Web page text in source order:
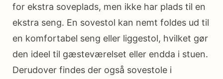
for ekstra soveplads, men ikke har plads til en
ekstra seng. En sovestol kan nemt foldes ud til
en komfortabel seng eller liggestol, hvilket gør
den ideel til gæsteværelset eller endda i stuen.
Derudover findes der også sovestole i